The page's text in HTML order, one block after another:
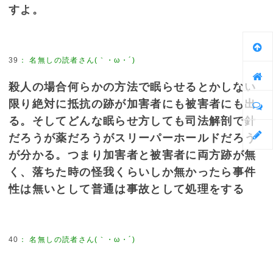
すよ。
39 ：名無しの読者さん(｀・ω・´)
殺人の場合何らかの方法で眠らせるとかしない
限り絶対に抵抗の跡が加害者にも被害者にも出
る。そしてどんな眠らせ方しても司法解剖で針
だろうが薬だろうがスリーパーホールドだろう
が分かる。つまり加害者と被害者に両方跡が無
く、落ちた時の怪我くらいしか無かったら事件
性は無いとして普通は事故として処理をする
40 ：名無しの読者さん(｀・ω・´)